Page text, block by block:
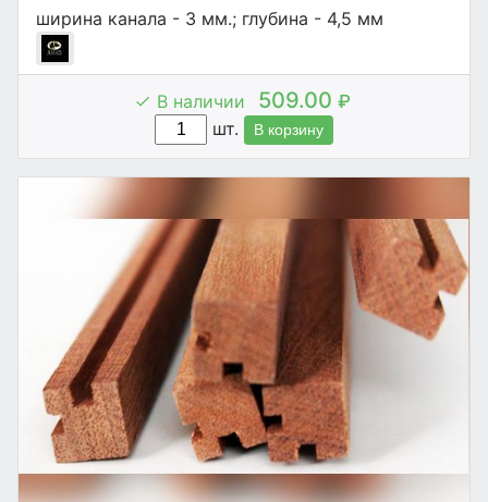
ширина канала - 3 мм.; глубина - 4,5 мм
В наличии 509.00 ₽
шт.
В корзину